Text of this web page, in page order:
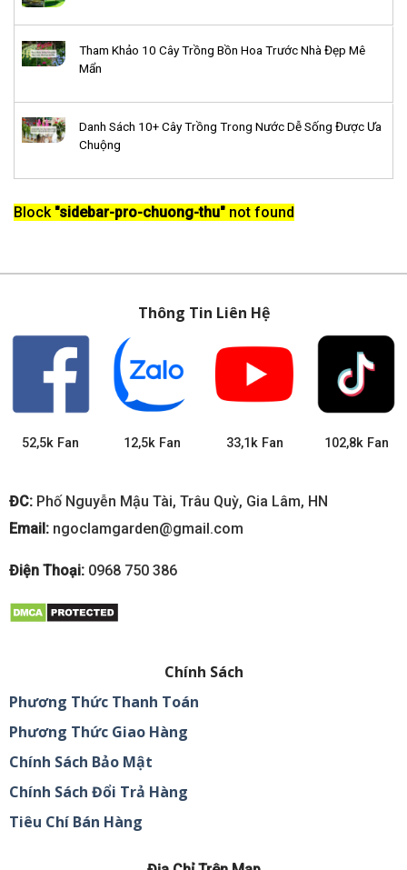
Tham Khảo 10 Cây Trồng Bồn Hoa Trước Nhà Đẹp Mê
Mẩn
Danh Sách 10+ Cây Trồng Trong Nước Dễ Sống Được Ưa
Chuộng
Block "sidebar-pro-chuong-thu" not found
Thông Tin Liên Hệ
52,5k Fan 12,5k Fan 33,1k Fan 102,8k Fan
ĐC: Phố Nguyễn Mậu Tài, Trâu Quỳ, Gia Lâm, HN
Email: ngoclamgarden@gmail.com
Điện Thoại: 0968 750 386
Chính Sách
Phương Thức Thanh Toán
Phương Thức Giao Hàng
Chính Sách Bảo Mật
Chính Sách Đổi Trả Hàng
Tiêu Chí Bán Hàng